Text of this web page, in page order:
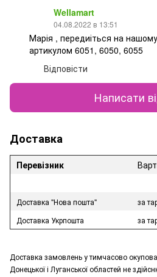
Wellamart
04.08.2022 в 13:51
Марія , передиіться на
артикулом 6051, 6050, 6055
Відповісти
Написати
Доставка
Перевізник
Доставка "Нова пошта"
за
Доставка Укрпошта
за
Доставка замовлень у тимчасово
Донецької і Луганської областей не